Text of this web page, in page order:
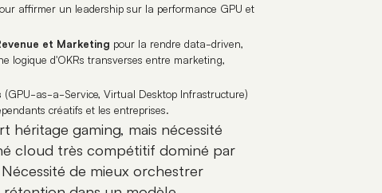
affirmer un leadership sur la performance GPU et
et Marketing pour la rendre data-driven,
logique d'OKRs transverses entre marketing,
(GPU-as-a-Service, Virtual Desktop Infrastructure)
créatifs et les entreprises.
héritage gaming, mais nécessité
cloud très compétitif dominé par
de mieux orchestrer